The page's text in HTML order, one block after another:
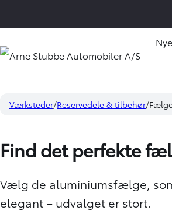
Værksteder Reservedele & tilbehør
Find det perfekte
Vælg de aluminiumsfælge,
elegant – udvalget er stort.